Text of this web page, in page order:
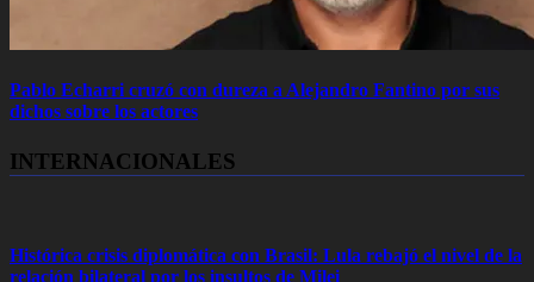
Pablo Echarri cruzó con dureza a Alejandro Fantino por sus
dichos sobre los actores
INTERNACIONALES
Histórica crisis diplomática con Brasil: Lula rebajó el nivel de la
relación bilateral por los insultos de Milei